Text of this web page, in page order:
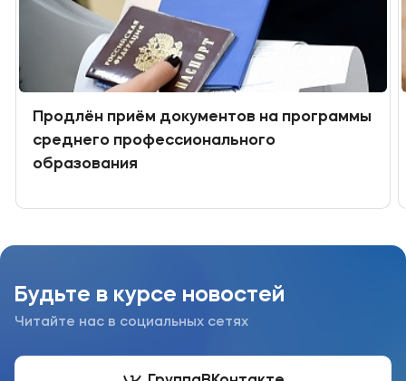
Продлён приём документов на программы
среднего профессионального
образования
Будьте в курсе новостей
Читайте нас в социальных сетях